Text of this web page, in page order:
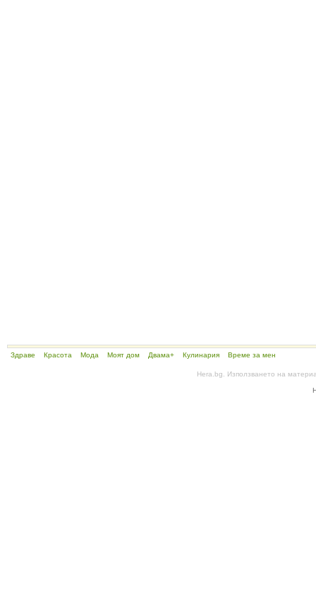
Здраве Красота Мода Моят дом Двама+ Кулинария Време за мен
Hera.bg. Използването на